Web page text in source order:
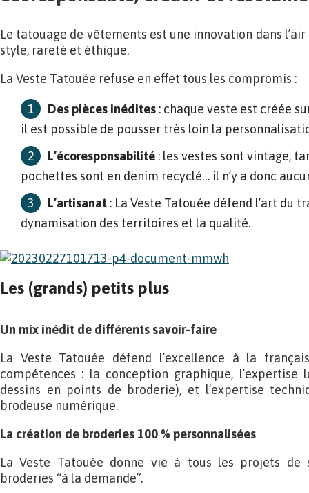
Le tatouage de vêtements est une innovation dans
style, rareté et éthique.
La Veste Tatouée refuse en effet tous les compromis :
Des pièces inédites : chaque veste est créée
il est possible de pousser très loin la
L’écoresponsabilité : les vestes sont vintage,
pochettes sont en denim recyclé… il n’y a donc
L’artisanat : La Veste Tatouée défend l’art du
dynamisation des territoires et la qualité.
Les (grands) petits plus
Un mix inédit de différents savoir-faire
La Veste Tatouée défend l’excellence à la
compétences : la conception graphique,
dessins en points de broderie), et l’expertise
brodeuse numérique.
La création de broderies 100 % personnalisées
La Veste Tatouée donne vie à tous les projets de
broderies “à la demande”.